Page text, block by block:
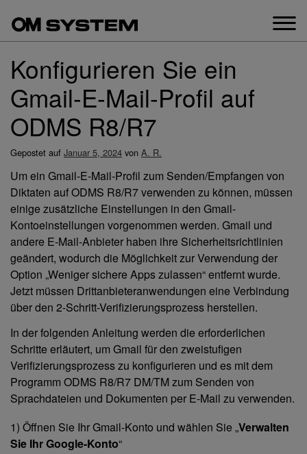
Inhalt
springen
Konfigurieren Sie ein
Gmail-E-Mail-Profil auf
ODMS R8/R7
Gepostet auf Januar 5, 2024 von A. R.
Um ein Gmail-E-Mail-Profil zum Senden/Empfangen von
Diktaten auf ODMS R8/R7 verwenden zu können, müssen
einige zusätzliche Einstellungen in den Gmail-
Kontoeinstellungen vorgenommen werden. Gmail und
andere E-Mail-Anbieter haben ihre Sicherheitsrichtlinien
geändert, wodurch die Möglichkeit zur Verwendung der
Option „Weniger sichere Apps zulassen“ entfernt wurde.
Jetzt müssen Drittanbieteranwendungen eine Verbindung
über den 2-Schritt-Verifizierungsprozess herstellen.
In der folgenden Anleitung werden die erforderlichen
Schritte erläutert, um Gmail für den zweistufigen
Verifizierungsprozess zu konfigurieren und es mit dem
Programm ODMS R8/R7 DM/TM zum Senden von
Sprachdateien und Dokumenten per E-Mail zu verwenden.
1) Öffnen Sie Ihr Gmail-Konto und wählen Sie „Verwalten
Sie Ihr Google-Konto“